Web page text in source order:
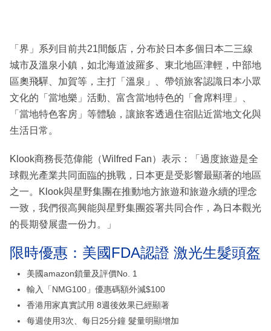
「界」系列目前共21間飯店，分布於日本多個日本二三線
城市及溫泉小鎮，如北海道波羅多、東北地區津輕，中部地
區奧飛驒、加賀等，主打「溫泉」、帶領旅客認識日本小眾
文化的「當地樂」活動、富含當地特色的「會席料理」、
「當地特色客房」等體驗，讓旅客透過住宿貼近當地文化與
生活日常。
Klook商務長范偉能（Wilfred Fan）表示：「過度旅遊是全
球觀光產業共同面臨的挑戰，日本更是受影響最顯著的地區
之一。Klook與星野集團在推動地方旅遊和旅遊永續的理念
一致，我們很高興能與星野集團簽署共同合作，為日本觀光
的長期發展盡一份力。」
限時優惠：美國FDA認證 激光生髮頭盔
美國amazon鎖量及評價No. 1
輸入「NMG100」優惠碼額外減$100
香港用家真實試用 8週後效果已經顯著
每週使用3次、每日25分鐘 髮量明顯增加